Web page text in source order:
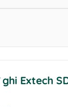
Extech